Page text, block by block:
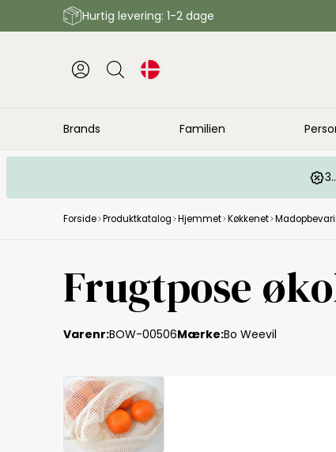
Hurtig levering: 1-2 dage
Brands Familien
Forside Produktkatalog Hjemmet Køkkenet
Frugtpose
Varenr:BOW-00506Mærke:Bo Weevil